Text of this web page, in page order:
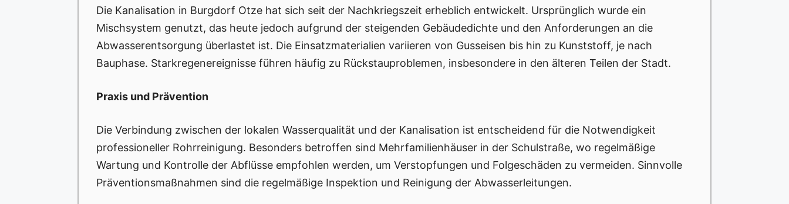
Die Kanalisation in Burgdorf Otze hat sich seit der Nachkriegszeit erheblich entwickelt. Ursprünglich wurde ein
Mischsystem genutzt, das heute jedoch aufgrund der steigenden Gebäudedichte und den Anforderungen an die
Abwasserentsorgung überlastet ist. Die Einsatzmaterialien variieren von Gusseisen bis hin zu Kunststoff, je nach
Bauphase. Starkregenereignisse führen häufig zu Rückstauproblemen, insbesondere in den älteren Teilen der Stadt.
Praxis und Prävention
Die Verbindung zwischen der lokalen Wasserqualität und der Kanalisation ist entscheidend für die Notwendigkeit
professioneller Rohrreinigung. Besonders betroffen sind Mehrfamilienhäuser in der Schulstraße, wo regelmäßige
Wartung und Kontrolle der Abflüsse empfohlen werden, um Verstopfungen und Folgeschäden zu vermeiden. Sinnvolle
Präventionsmaßnahmen sind die regelmäßige Inspektion und Reinigung der Abwasserleitungen.